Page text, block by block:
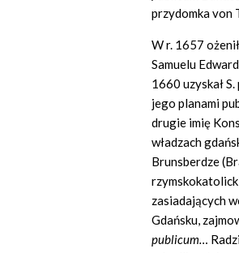
przydomka von
W r. 1657
Samuelu
1660 uzyskał
jego planami
drugie imię
władzach
Brunsberdze
zasiadających
Gdańsku,
publicum…